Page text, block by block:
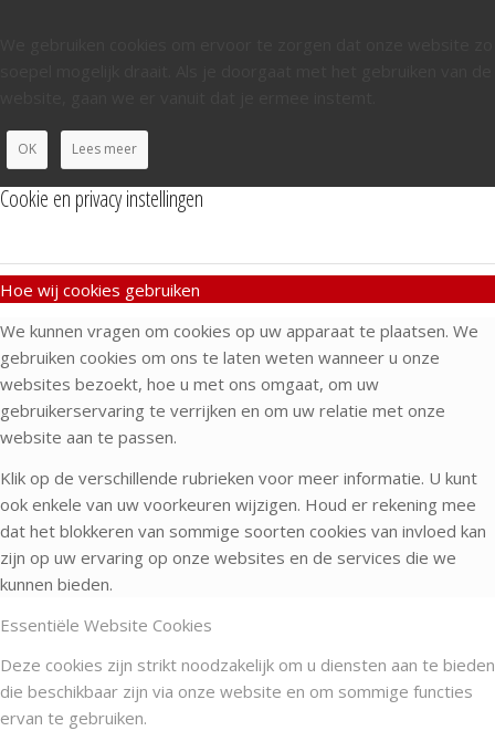
OK Lees meer
Cookie en privacy instellingen
Hoe wij cookies gebruiken
We kunnen vragen om cookies op uw apparaat te plaatsen. We
gebruiken cookies om ons te laten weten wanneer u onze
websites bezoekt, hoe u met ons omgaat, om uw
gebruikerservaring te verrijken en om uw relatie met onze
website aan te passen.
Klik op de verschillende rubrieken voor meer informatie. U kunt
ook enkele van uw voorkeuren wijzigen. Houd er rekening mee
dat het blokkeren van sommige soorten cookies van invloed kan
zijn op uw ervaring op onze websites en de services die we
kunnen bieden.
Essentiële Website Cookies
Deze cookies zijn strikt noodzakelijk om u diensten aan te bieden
die beschikbaar zijn via onze website en om sommige functies
ervan te gebruiken.